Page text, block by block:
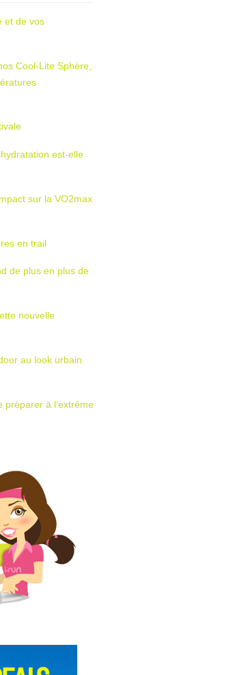
et de vos
Cool-Lite Sphère,
est-elle
sur la VO2max
en trail
de plus en plus de
nouvelle
au look urbain
à l’extrême